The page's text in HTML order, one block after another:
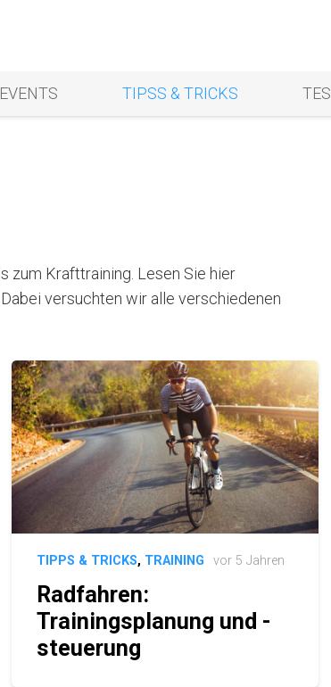
EVENTS TIPSS & TRICKS
zum Krafttraining. Lesen Sie hier
versuchten wir alle verschiedenen
TIPPS & TRICKS, TRAINING vor 5 Jahren
Radfahren:
Trainingsplanung und -
steuerung